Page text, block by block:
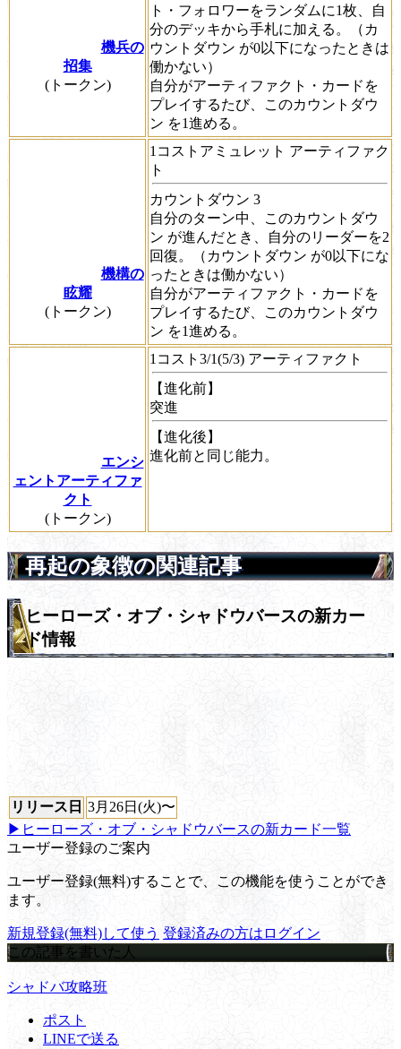
機兵の
招集
(トークン)
ト・フォロワーをランダムに1枚、自
分のデッキから手札に加える。（ カ
ウントダウン が0以下になったときは
働かない）
自分がアーティファクト・カードを
プレイするたび、このカウントダウ
ン を1進める。
機構の
眩耀
(トークン)
1コストアミュレット アーティファク
ト
カウントダウン 3
自分のターン中、このカウントダウ
ン が進んだとき、自分のリーダーを2
回復。（ カウントダウン が0以下にな
ったときは働かない）
自分がアーティファクト・カードを
プレイするたび、このカウントダウ
ン を1進める。
エンシ
ェントアーティファ
クト
(トークン)
1コスト3/1(5/3) アーティファクト
【進化前】
突進
【進化後】
進化前と同じ能力。
再起の象徴の関連記事
ヒーローズ・オブ・シャドウバースの新カー
ド情報
リリース日 3月26日(火)〜
▶ヒーローズ・オブ・シャドウバースの新カード一覧
ユーザー登録のご案内
ユーザー登録(無料)することで、この機能を使うことができ
ます。
新規登録(無料)して使う 登録済みの方はログイン
この記事を書いた人
シャドバ攻略班
ポスト
LINEで送る